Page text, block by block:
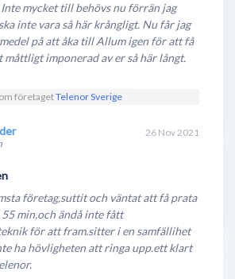
mycket till behövs nu förrän jag
inte vara så här krångligt. Nu får jag
på att åka till Allum igen för att få
måttligt imponerad av er så här långt.
företagetTelenor Sverige
26 Nov 2021
företag,suttit och väntat att få prata
min,och ändå inte fått
för att fram.sitter i en samfällihet
ha hövligheten att ringa upp.ett klart